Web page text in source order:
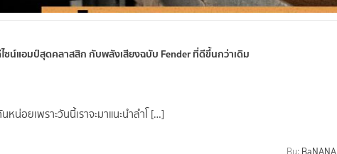
ไซน์แอมป์สุดคลาสสิก กับพลังเสียงฉบับ Fender ที่ดีขึ้นกว่าเดิม
หน่อยเพราะวันนี้เราจะมาแนะนำลำโ […]